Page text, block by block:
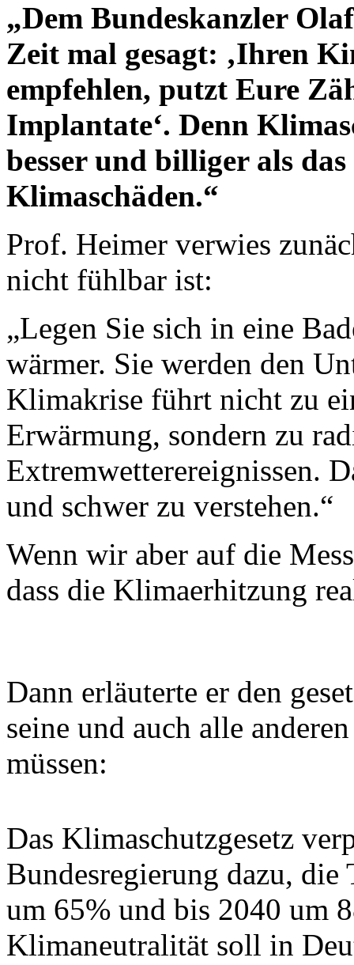
„Dem Bundeskanzler
Zeit mal gesagt: ‚Ihren
empfehlen, putzt Eure
Implantate‘. Denn
besser und billiger als
Klimaschäden.“
Prof. Heimer verwies
nicht fühlbar ist:
„Legen Sie sich in eine
wärmer. Sie werden den
Klimakrise führt nicht zu
Erwärmung, sondern zu
Extremwetterereignissen.
und schwer zu verstehen.“
Wenn wir aber auf die
dass die Klimaerhitzung
Dann erläuterte er den
seine und auch alle
müssen:
Das Klimaschutzgesetz
Bundesregierung dazu, die
um 65% und bis 2040 um
Klimaneutralität soll in